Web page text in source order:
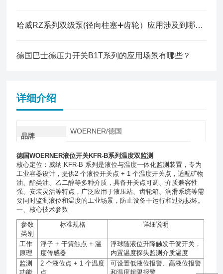
哈威RZ系列双级泵(径向柱塞➕齿轮）应用涉及到哪些行业？
德国巴士德压力开关B1T系列的应用场景有哪些？
详细介绍
品牌
WOERNER/德国
德国WOERNER液位开关KFR-B系列温度双监测
核心定位：威纳 KFR-B 系列是液位与温度一体化监测装置，专为
工业容器设计，提供2 个液位开关点 + 1 个温度开关点，适配矿物
油、酯类油、乙二醇等多种介质，具备开关点可调、介质兼容性
强、安装灵活等特点，广泛应用于液压站、齿轮箱、润滑系统等需
要同时监测液位和温度的工业场景，防止设备干运行和过热损坏。
一、核心技术参数
参数
类别
标准规格 详细说明
工作
原理
浮子 +干簧触点 +温
度传感器
浮球随液位升降触发干簧开关，
内置温度探头监测介质温度
监测
功能
2个液位点 + 1个温度
点
可设置低液位报警、高液位报警
和温度超限报警